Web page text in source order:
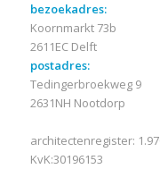
bezoekadres:
Koornmarkt 73b
2611EC Delft
postadres:
Tedingerbroekweg 9
2631NH Nootdorp
architectenregister:
KvK:30196153